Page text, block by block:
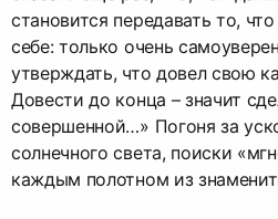
становится передавать то,
себе: только очень
утверждать, что довел свою
Довести до конца – значит
совершенной…» Погоня за
солнечного света, поиски
каждым полотном из